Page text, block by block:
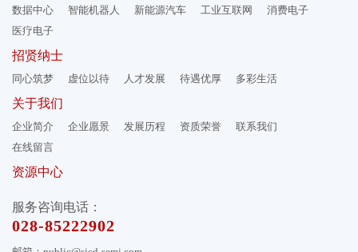
数据中心 智能机器人 新能源汽车 工业互联网
消费电子
医疗电子
招贤纳士
同心筑梦 虚位以待 人才发展 待遇优厚 多彩生活
关于我们
企业简介 企业愿景 发展历程 资质荣誉
联系我们
在线留言
资源中心
服务咨询电话：
028-85222902